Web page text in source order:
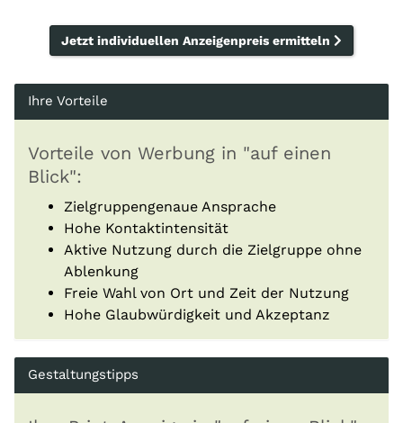
Jetzt individuellen Anzeigenpreis ermitteln
Ihre Vorteile
Vorteile von Werbung in "auf einen
Blick":
Zielgruppengenaue Ansprache
Hohe Kontaktintensität
Aktive Nutzung durch die Zielgruppe ohne
Ablenkung
Freie Wahl von Ort und Zeit der Nutzung
Hohe Glaubwürdigkeit und Akzeptanz
Gestaltungstipps